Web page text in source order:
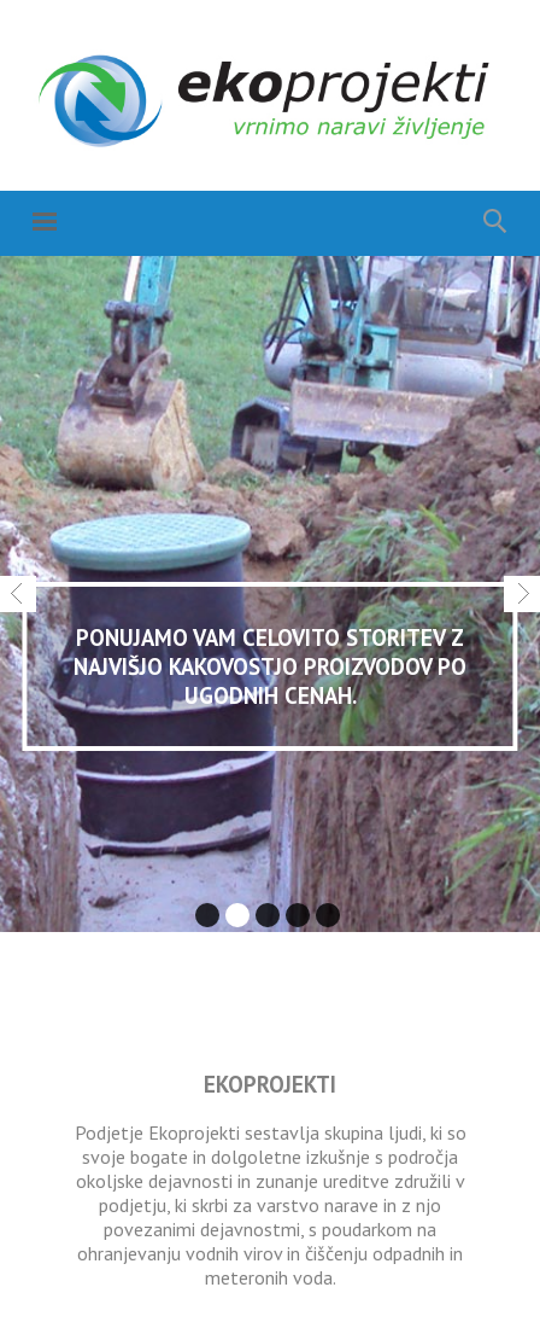
PONUJAMO VAM CELOVITO STORITEV Z
NAJVIŠJO KAKOVOSTJO PROIZVODOV PO
UGODNIH CENAH.
EKOPROJEKTI
Podjetje Ekoprojekti sestavlja skupina ljudi, ki so
svoje bogate in dolgoletne izkušnje s področja
okoljske dejavnosti in zunanje ureditve združili v
podjetju, ki skrbi za varstvo narave in z njo
povezanimi dejavnostmi, s poudarkom na
ohranjevanju vodnih virov in čiščenju odpadnih in
meteronih voda.